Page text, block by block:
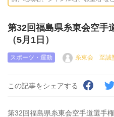
第32回福島県糸東会空手
（5月1日）
スポーツ・運動 糸東会 至誠
この記事をシェアする
第32回福島県糸東会空手道選手